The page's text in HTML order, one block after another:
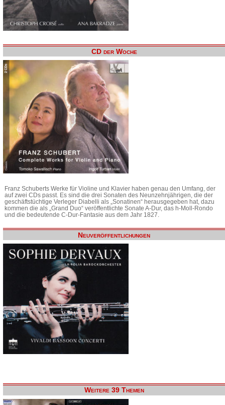
CD der Woche
Franz Schuberts Werke für Violine und Klavier haben genau den Umfang, der
auf zwei CDs passt. Es sind die drei Sonaten des Neunzehnjährigen, die der
geschäftstüchtige Verleger Diabelli als „Sonatinen“ herausgegeben hat, dazu
kommen die als „Grand Duo“ veröffentlichte Sonate A-Dur, das h-Moll-Rondo
und die bedeutende C-Dur-Fantasie aus dem Jahr 1827.
Neuveröffentlichungen
Weitere 39 Themen